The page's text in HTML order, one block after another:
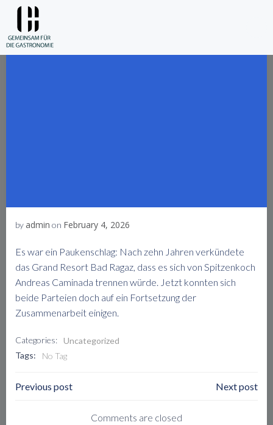
by admin on February 4, 2026
Es war ein Paukenschlag: Nach zehn Jahren verkündete
das Grand Resort Bad Ragaz, dass es sich von Spitzenkoch
Andreas Caminada trennen würde. Jetzt konnten sich
beide Parteien doch auf ein Fortsetzung der
Zusammenarbeit einigen.
Categories: Uncategorized
Tags:
No Tag
Post
Navigation
Previous post
Navigation
Next post
Comments are closed